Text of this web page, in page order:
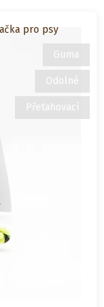
Guma
Odolné
Přetahovací
pro psy